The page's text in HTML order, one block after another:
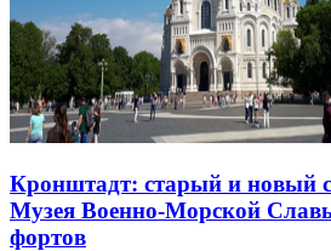
Кронштадт: старый и новый
Музея Военно-Морской
фортов